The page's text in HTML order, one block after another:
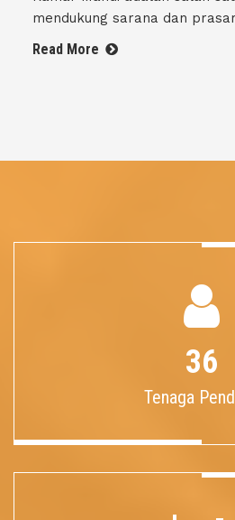
mendukung sarana dan
Read More
36
Tenaga